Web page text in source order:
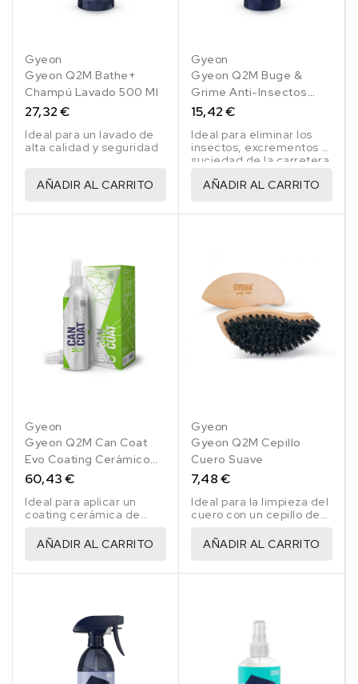
Gyeon
Gyeon Q2M Bathe+
Champú Lavado 500 Ml
27,32 €
Ideal para un lavado de
alta calidad y seguridad
AÑADIR AL CARRITO
Gyeon
Gyeon Q2M Buge &
Grime Anti-Insectos
500 Ml
15,42 €
Ideal para eliminar los
insectos, excrementos y
suciedad de la carretera
AÑADIR AL CARRITO
Gyeon
Gyeon Q2M Can Coat
Evo Coating Cerámico
En Spray 200 Ml
60,43 €
Ideal para aplicar un
coating cerámica de
AÑADIR AL CARRITO
Gyeon
Gyeon Q2M Cepillo
Cuero Suave
7,48 €
Ideal para la limpieza del
cuero con un cepillo de
AÑADIR AL CARRITO